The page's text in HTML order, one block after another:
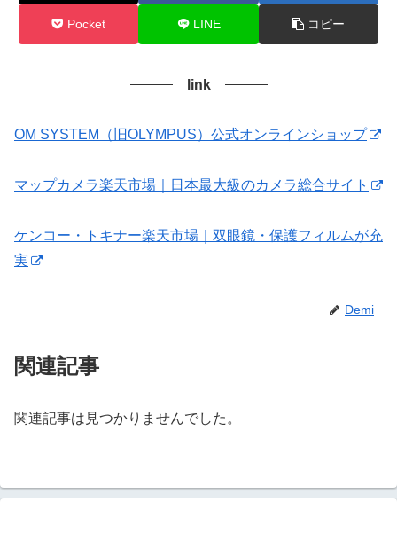
Pocket LINE コピー
link
OM SYSTEM（旧OLYMPUS）公式オンラインショップ
マップカメラ楽天市場｜日本最大級のカメラ総合サイト
ケンコー・トキナー楽天市場｜双眼鏡・保護フィルムが充
実
Demi
関連記事
関連記事は見つかりませんでした。